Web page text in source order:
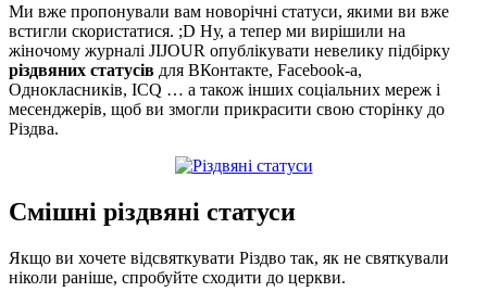
Ми вже пропонували вам новорічні статуси, якими ви вже
встигли скористатися. ;D Ну, а тепер ми вирішили на
жіночому журналі JIJOUR опублікувати невелику підбірку
різдвяних статусів для ВКонтакте, Facebook-а,
Однокласників, ICQ … а також інших соціальних мереж і
месенджерів, щоб ви змогли прикрасити свою сторінку до
Різдва.
Смішні різдвяні статуси
Якщо ви хочете відсвяткувати Різдво так, як не святкували
ніколи раніше, спробуйте сходити до церкви.